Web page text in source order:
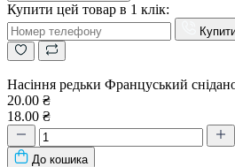
Купити цей товар в 1 клік:
Насіння редьки Француський
20.00 ₴
18.00 ₴
До кошика